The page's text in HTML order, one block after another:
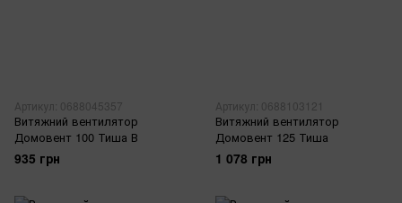
Артикул: 0688045357
Витяжний вентилятор
Домовент 100 Тиша В
935 грн
Артикул: 0688103121
Витяжний вентилятор
Домовент 125 Тиша
1 078 грн